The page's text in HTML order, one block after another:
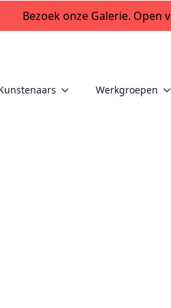
Bezoek onze Galerie. Open
Werkgroepen